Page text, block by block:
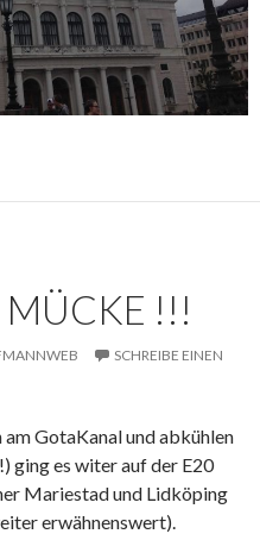
MÜCKE !!!
SCHREIBE EINEN
GotaKanal und abkühlen
ging es witer auf der E20
Mariestad und Lidköping
erwähnenswert).